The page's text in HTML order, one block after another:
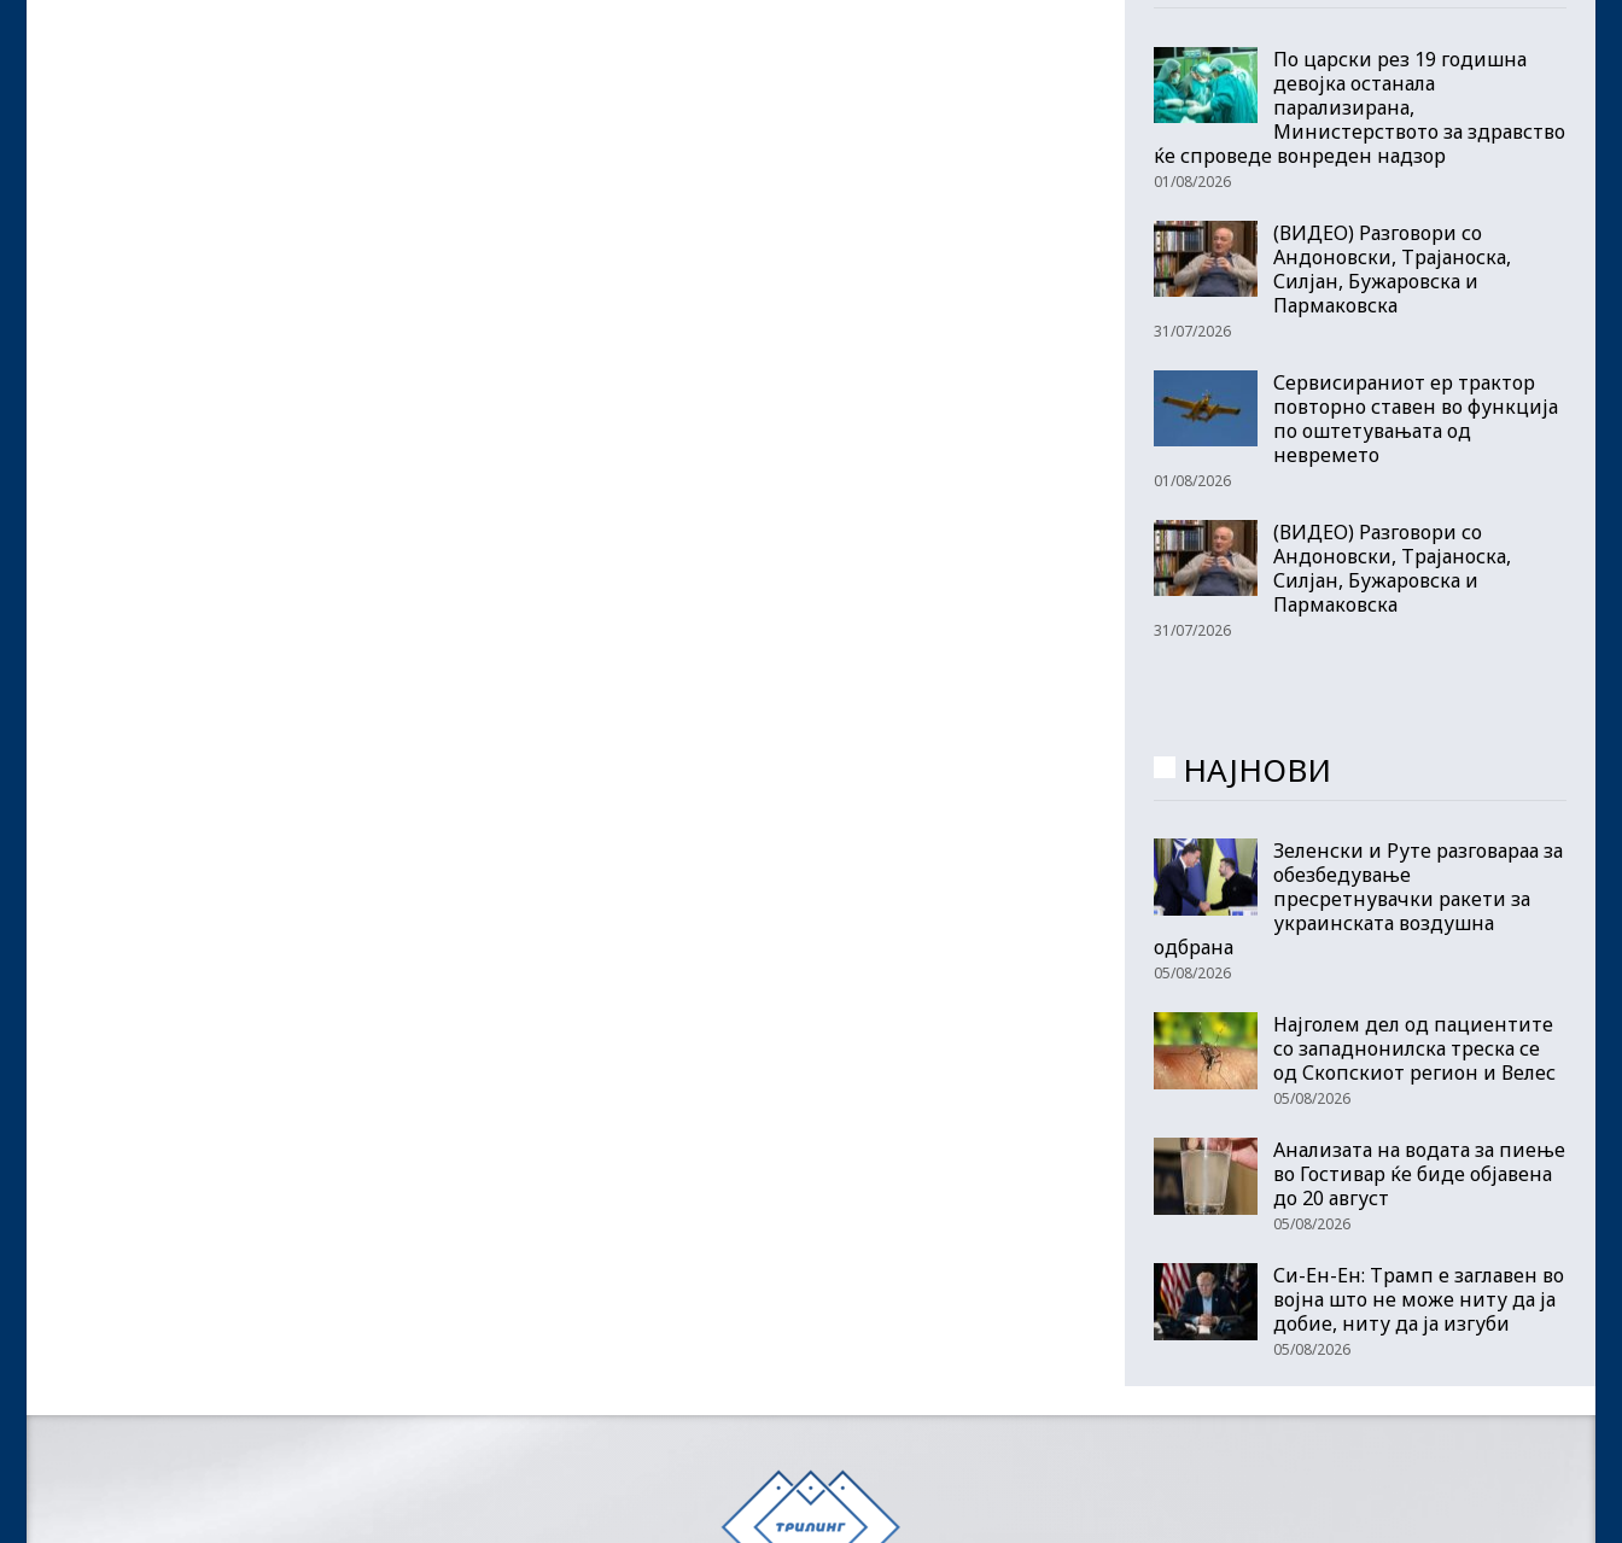
По царски рез 19 годишна
девојка останала
парализирана,
Министерството за здравство
ќе спроведе вонреден надзор
01/08/2026
(ВИДЕО) Разговори со
Андоновски, Трајаноска,
Силјан, Бужаровска и
Пармаковска
31/07/2026
Сервисираниот ер трактор
повторно ставен во функција
по оштетувањата од
невремето
01/08/2026
(ВИДЕО) Разговори со
Андоновски, Трајаноска,
Силјан, Бужаровска и
Пармаковска
31/07/2026
НАЈНОВИ
Зеленски и Руте разговараа за
обезбедување
пресретнувачки ракети за
украинската воздушна
одбрана
05/08/2026
Најголем дел од пациентите
сo западнонилска треска се
од Скопскиот регион и Велес
05/08/2026
Анализата на водата за пиење
во Гостивар ќе биде објавена
до 20 август
05/08/2026
Си-Ен-Ен: Трамп е заглавен во
војна што не може ниту да ја
добие, ниту да ја изгуби
05/08/2026